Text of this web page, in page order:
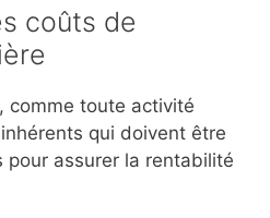
coûts de
comme toute activité
qui doivent être
pour assurer la rentabilité